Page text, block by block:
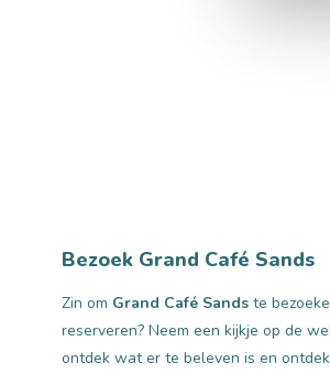
Bezoek Grand Café Sands
Zin om Grand Café Sands te
reserveren? Neem een kijkje op de
ontdek wat er te beleven is en